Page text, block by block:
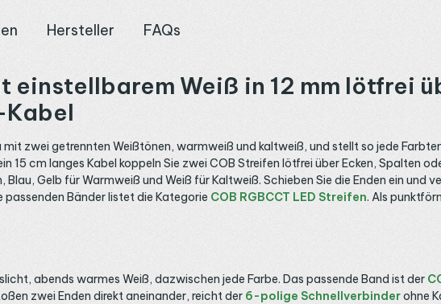
Hersteller FAQs
einstellbarem Weiß in 12 mm lötfrei
mit zwei getrennten Weißtönen, warmweiß und kaltweiß, und stellt so jede
cm langes Kabel koppeln Sie zwei COB Streifen lötfrei über Ecken, Spalten
Gelb für Warmweiß und Weiß für Kaltweiß. Schieben Sie die Enden ein und
passenden Bänder listet die Kategorie COB RGBCCT LED Streifen. Als
abends warmes Weiß, dazwischen jede Farbe. Das passende Band ist der
zwei Enden direkt aneinander, reicht der 6-polige Schnellverbinderohne